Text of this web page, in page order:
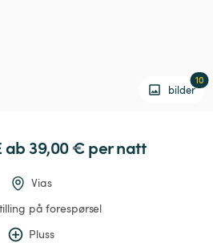
bilder
10
ab 39,00 € per natt
Vias
på forespørsel
Pluss